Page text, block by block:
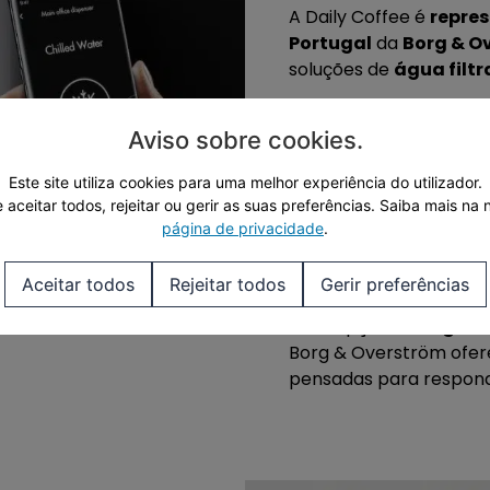
A Daily Coffee é
Portugal da Borg &
soluções de água
, a
fonte com foco em
parceira de grandes
A marca assenta em
excelência técnica,
segurança, e o
de plástico.
Borg & Overström
pensadas para
Aviso sobre cookies.
Este site utiliza cookies para uma melhor experiência do utilizador.
aceitar todos, rejeitar ou gerir as suas preferências. Saiba mais na
página de privacidade.
Aceitar todos Rejeitar todos Gerir preferências